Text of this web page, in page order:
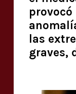
las
graves,